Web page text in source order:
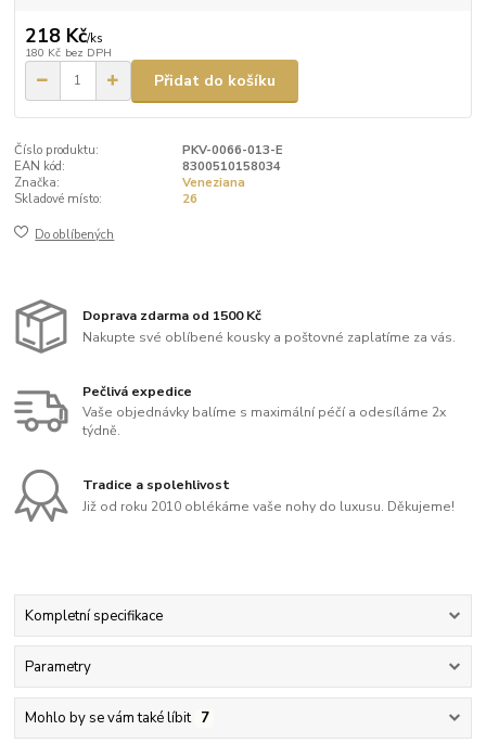
218 Kč/ks
180 Kč bez DPH
Přidat do košíku
Číslo produktu:
PKV-0066-013-E
EAN kód:
8300510158034
Značka:
Veneziana
Skladové místo:
26
Do oblíbených
Doprava zdarma od 1500 Kč
Nakupte své oblíbené kousky a poštovné zaplatíme za vás.
Pečlivá expedice
Vaše objednávky balíme s maximální péčí a odesíláme 2x
týdně.
Tradice a spolehlivost
Již od roku 2010 oblékáme vaše nohy do luxusu. Děkujeme!
Kompletní specifikace
Parametry
Mohlo by se vám také líbit 7